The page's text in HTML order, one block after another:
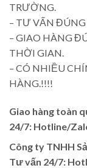
TRƯỜNG.
– TƯ VẤN ĐÚNG
– GIAO HÀNG
THỜI GIAN.
– CÓ NHIỀU
HÀNG.!!!!
Giao hàng toàn
24/7: Hotline/
Công ty TNHH
Tư vấn 24/7: